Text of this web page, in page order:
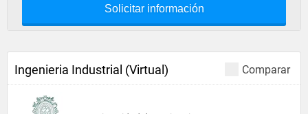
Solicitar información
Comparar
Ingenieria Industrial (Virtual)